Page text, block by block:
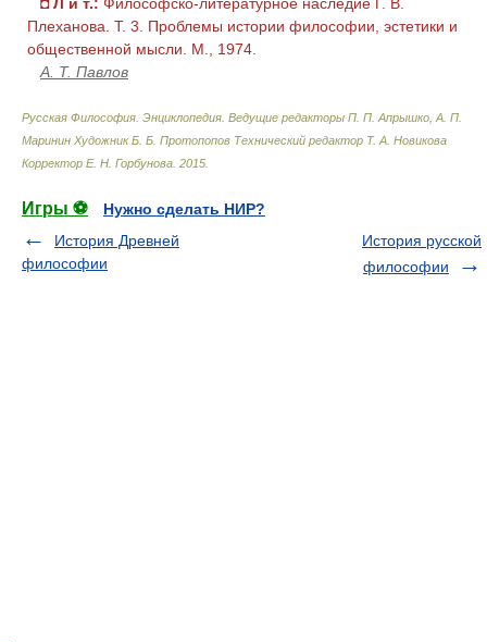
Плеханова. Т. 3. Проблемы истории философии, эстетики и
общественной мысли. М., 1974.
А. Т. Павлов
Русская Философия. Энциклопедия Ведущие редакторы П. П. Апрышко, А. П.
Маринин Художник Б. Б. Протопопов Технический редактор Т. А. Новикова
Корректор Е. Н. Горбунова 2015
Игры ⚽
Нужно сделать НИР?
История Древней
философии
История русской
философии